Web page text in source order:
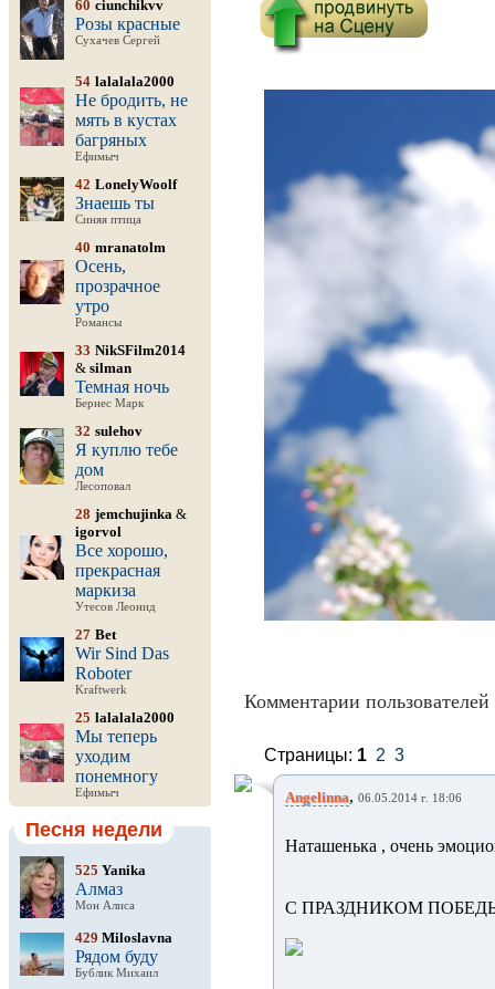
60 ciunchikvv
Розы красные
Сухачев Сергей
54 lalalala2000
Не бродить, не
мять в кустах
багряных
Ефимыч
42 LonelyWoolf
Знаешь ты
Синяя птица
40 mranatolm
Осень,
прозрачное
утро
Романсы
33 NikSFilm2014
& silman
Темная ночь
Бернес Марк
32 sulehov
Я куплю тебе
дом
Лесоповал
28 jemchujinka &
igorvol
Все хорошо,
прекрасная
маркиза
Утесов Леонид
27 Bet
Wir Sind Das
Roboter
Kraftwerk
25 lalalala2000
Мы теперь
уходим
понемногу
Ефимыч
Песня недели
525 Yanika
Алмаз
Мон Алиса
429 Miloslavna
Рядом буду
Бублик Михаил
Комментарии пользователей
Страницы: 1 2 3
Angelinna, 06.05.2014 г. 18:06
Наташенька , очень
С ПРАЗДНИКОМ